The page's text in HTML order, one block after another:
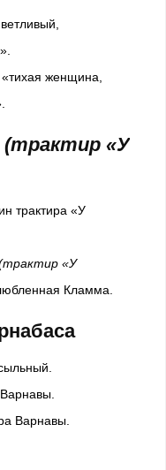
женщина,
(трактир «У
трактира «У
«У
Кламма.
Варнавы.